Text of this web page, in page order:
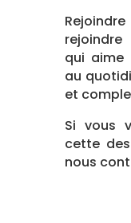
rejoindre
qui aime
au
et
Si vous
cette
nous